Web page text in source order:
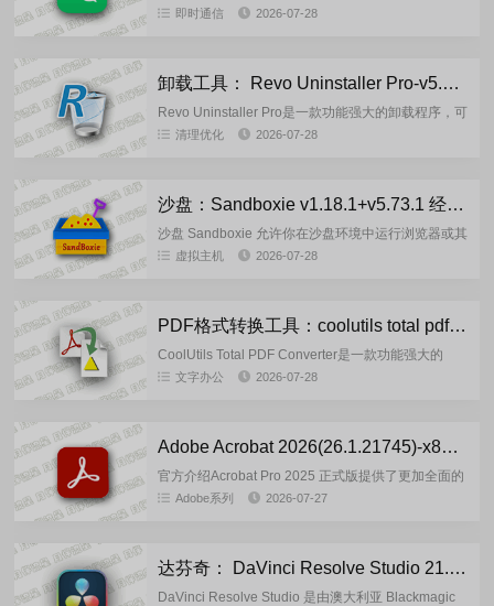
较强的支付属性，使用第三方版都有一定的风险，不
即时通信 2026-07-28
卸载工具： Revo Uninstaller Pro-v5.5.2 绿色单文件版
Revo Uninstaller Pro是一款功能强大的卸载程序，可
让您删除计算机上不需要的程序和组件。该程序将帮
清理优化 2026-07-28
沙盘：Sandboxie v1.18.1+v5.73.1 经典版增强版
沙盘 Sandboxie 允许你在沙盘环境中运行浏览器或其
他程序，因此运行所产生的变化可以随后删除。可用
虚拟主机 2026-07-28
PDF格式转换工具：coolutils total pdf converter 6.5.0.184 多语言便携版
CoolUtils Total PDF Converter是一款功能强大的
PDF文件转换工具。它可以将PDF文件转换为各种格
文字办公 2026-07-28
Adobe Acrobat 2026(26.1.21745)-x86/x64-by7997 绿色便携版
官方介绍Acrobat Pro 2025 正式版提供了更加全面的
PDF 编辑功能，包括直接修改PDF中的文本、图片和
Adobe系列 2026-07-27
达芬奇： DaVinci Resolve Studio 21.0.3.7-by7997 多语言便携版
DaVinci Resolve Studio 是由澳大利亚 Blackmagic